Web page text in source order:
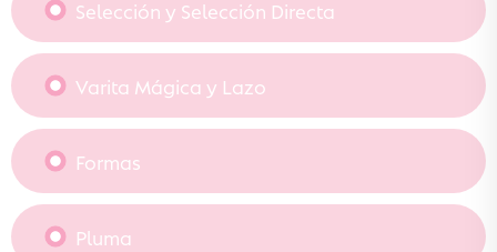
Selección y Selección Directa
Varita Mágica y Lazo
Formas
Pluma